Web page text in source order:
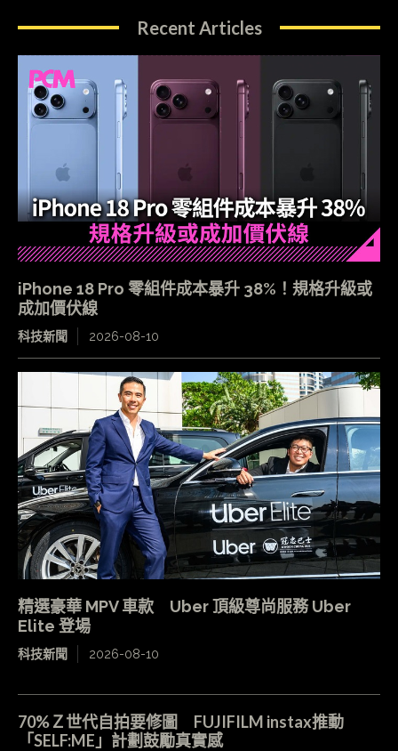
Recent Articles
iPhone 18 Pro 零組件成本暴升 38%！規格升級或
成加價伏線
科技新聞 2026-08-10
精選豪華 MPV 車款 Uber 頂級尊尚服務 Uber
Elite 登場
科技新聞 2026-08-10
70%Ｚ世代自拍要修圖 FUJIFILM instax推動
「SELF:ME」計劃鼓勵真實感